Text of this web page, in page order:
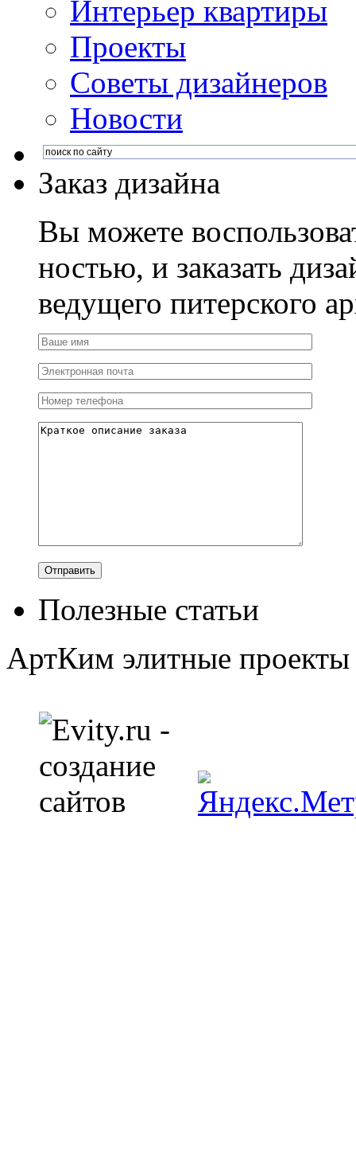
Интерьер квартиры
Проекты
Советы дизайнеров
Новости
Заказ дизайна
Вы можете
ностью, и заказать
ведущего питерского
Полезные статьи
АртКим элитные